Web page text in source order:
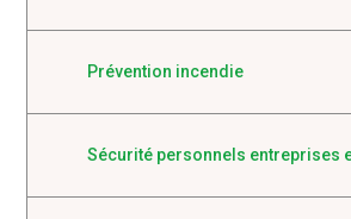
Prévention incendie
Sécurité personnels entreprises